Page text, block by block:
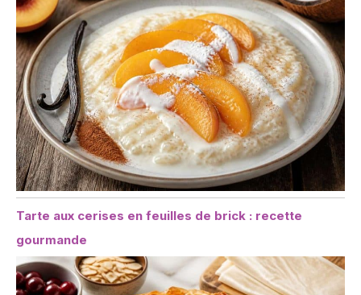
Tarte aux cerises en feuilles de brick : recette
gourmande